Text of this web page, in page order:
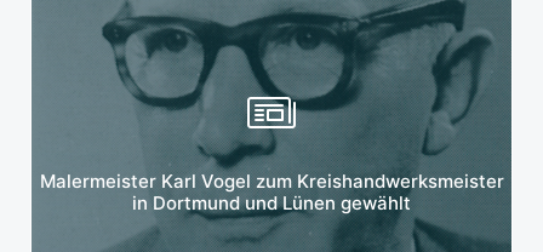
Malermeister Karl Vogel zum Kreishandwerksmeister
in Dortmund und Lünen gewählt
Mehr erfahren